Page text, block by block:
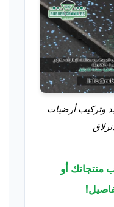
وتركيب أرضيات
منتجاتك أو